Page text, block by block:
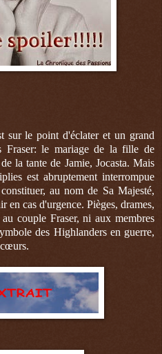
sur le point d'éclater et un grand
Fraser: le mariage de la fille de
la tante de Jamie, Jocasta. Mais
est abruptement interrompue
au nom de Sa Majesté,
en cas d'urgence. Pièges, drames,
couple Fraser, ni aux membres
des Highlanders en guerre,